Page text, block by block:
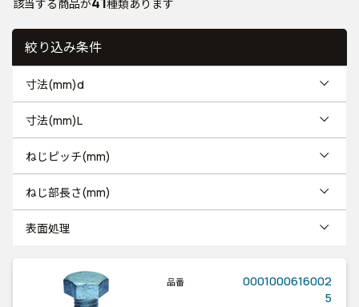
該当する商品が 種類あります
絞り込み条件
寸法(mm)d
寸法(mm)L
ねじピッチ(mm)
ねじ部長さ(mm)
表面処理
品番
0001000616002
5